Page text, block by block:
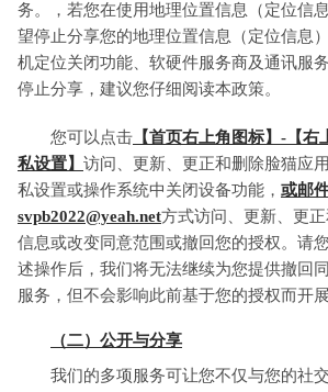
务。，若您在使用地理位置信息（定位信
望停止分享您的地理位置信息（定位信息
机定位关闭功能、软硬件服务商及通讯服
停止分享，建议您仔细阅读本政策。
您可以点击 【首页右上角图标】-【
私设置】 访问、更新、更正和删除脸猫应
私设置或操作系统中关闭设备功能， 或邮
svpb2022@yeah.net方式访问、更新、更
信息或改变同意范围或撤回您的授权。请
述操作后，我们将无法继续为您提供撤回
服务，但不会影响此前基于您的授权而开
（二）公开与分享
我们的多项服务可让您不仅与您的社